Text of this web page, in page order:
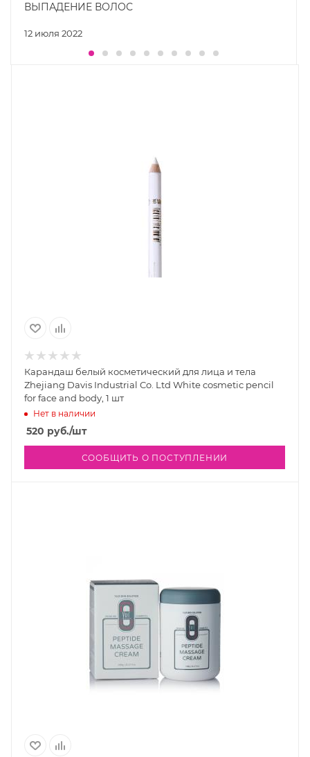
12 июля 2022
ВЫПАДЕНИЕ ВОЛОС
Карандаш белый косметический для лица и тела
Zhejiang Davis Industrial Co. Ltd White cosmetic pencil
for face and body, 1 шт
Нет в наличии
520 руб./шт
СООБЩИТЬ О ПОСТУПЛЕНИИ